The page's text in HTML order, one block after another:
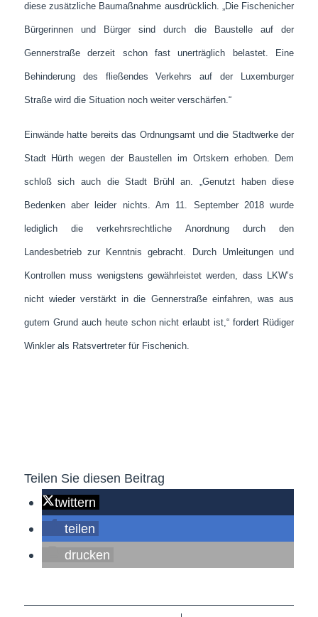
diese zusätzliche Baumaßnahme ausdrücklich. „Die Fischenicher
Bürgerinnen und Bürger sind durch die Baustelle auf der
Gennerstraße derzeit schon fast unerträglich belastet. Eine
Behinderung des fließendes Verkehrs auf der Luxemburger
Straße wird die Situation noch weiter verschärfen.“
Einwände hatte bereits das Ordnungsamt und die Stadtwerke der
Stadt Hürth wegen der Baustellen im Ortskern erhoben. Dem
schloß sich auch die Stadt Brühl an. „Genutzt haben diese
Bedenken aber leider nichts. Am 11. September 2018 wurde
lediglich die verkehrsrechtliche Anordnung durch den
Landesbetrieb zur Kenntnis gebracht. Durch Umleitungen und
Kontrollen muss wenigstens gewährleistet werden, dass LKW’s
nicht wieder verstärkt in die Gennerstraße einfahren, was aus
gutem Grund auch heute schon nicht erlaubt ist,“ fordert Rüdiger
Winkler als Ratsvertreter für Fischenich.
Teilen Sie diesen Beitrag
twittern
teilen
drucken